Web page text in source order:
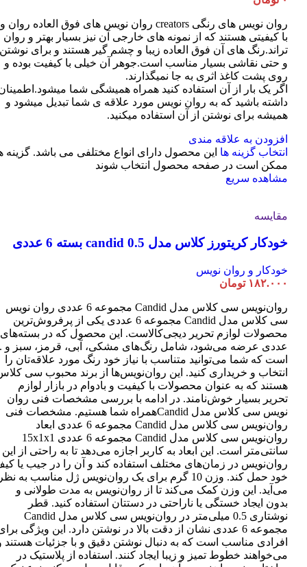
روان نویس های رنگی creators روان نویس های فوق العاده روان و
با کیفیتی هستند که از نمونه های خارجی آن نیز بسیار بهتر و روان
تراند.رنگ های آن فوق العاده زیبا و چشم گیر هستند و برای نوشتن
و حتی نقاشی بسیار مناسب است.جوهر آن خیلی با کیفیت بوده و
روی پشت کاغذ اثری به جا نمیگذارند.
اگر یک بار از آن استفاده کنید همراه همیشگی شما
داشته باشید که به روان نویس مورد علاقه ی شما تبدیل میشود و
همیشه برای نوشتن از آن استفاده میکنید.
افزودن به علاقه مندی
انتخاب گزینه ها این محصول دارای انواع مختلفی می باشد. گزینه
ممکن است در صفحه محصول انتخاب شوند
مشاهده سریع
مقایسه
خودکار کریتورز کلاس مدل candid 0.5 بسته 6 عددی
خودکار و روان نویس
۱۸۲.۰۰۰ تومان
روان‌نویس سی کلاس مدل Candid مجموعه 6 عددی روان نویس
سی کلاس مدل Candid مجموعه 6 عددی یکی از پرفروش‌ترین
عددی عرضه می‌شود، شامل رنگ‌های مشکی، آبی، قرمز، سبز و
است که شما می‌توانید متناسب با نیاز خود رنگ مورد علاقه‌تان را
انتخاب و خریداری کنید. این روان‌نویس‌ها از برند محبوب سی
هستند که به عنوان محصولات با کیفیت و بادوام در بازار لوازم
تحریر بسیار خوش‌نامند. در ادامه با بررسی مشخصات فنی روان
نویس سی کلاس مدل Candidهمراه شما هستیم. مشخصات فنی
روان‌نویس سی کلاس مدل Candid مجموعه 6 عددی ابعاد
روان‌نویس سی کلاس مدل Candid مجموعه 6 عددی 15x1x1
سانتی‌متر است. این ابعاد به کاربر اجازه می‌دهد تا به راحتی از این
روان‌نویس در زمان‌های مختلف استفاده کند و آن را در جیب یا
خود حمل کند. وزن 10 گرم برای یک روان‌نویس ژل مناسب به
می‌آید. این وزن کمک می‌کند تا از روان‌نویس به مدت طولانی و
بدون ایجاد خستگی یا ناراحتی در دستتان استفاده کنید. قطر
نوشتاری 0.5 میلی‌متر در روان‌نویس سی کلاس مدل Candid
مجموعه 6 عددی نشان از دقت بالا در نوشتن دارد. این ویژگی
افرادی مناسب است که به دنبال نوشتن دقیق و با جزئیات هستند
می‌خواهند خطوط تمیز و زیبا ایجاد کنند. استفاده از پلاستیک در